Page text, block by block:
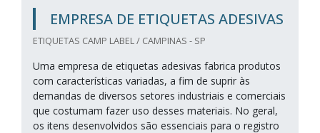
EMPRESA DE ETIQUETAS ADESIVAS
ETIQUETAS CAMP LABEL / CAMPINAS - SP
Uma empresa de etiquetas adesivas fabrica produtos
com características variadas, a fim de suprir às
demandas de diversos setores industriais e comerciais
que costumam fazer uso desses materiais. No geral,
os itens desenvolvidos são essenciais para o registro